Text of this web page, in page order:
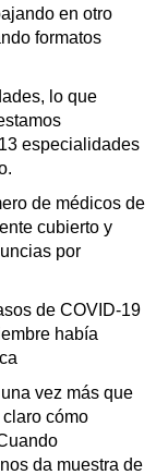
en otro
formatos
lo que
especialidades
de médicos de
cubierto y
por
de COVID-19
había
vez más que
cómo
da muestra de